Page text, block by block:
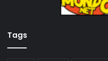
n
Tags